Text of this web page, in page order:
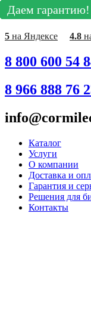
Перейти
к
содержимому
5 на Яндексе 4.8
8 800 600 54
8 966 888 76
Каталог
Услуги
О компании
Доставка и
Гарантия и
Решения для
Контакты
Даем гарантию!
Даем гарантию!
Даем гарантию!
Даем гарантию!
Даем гарантию!
Даем гарантию!
Даем гарантию!
Даем гарантию!
Даем гарантию!